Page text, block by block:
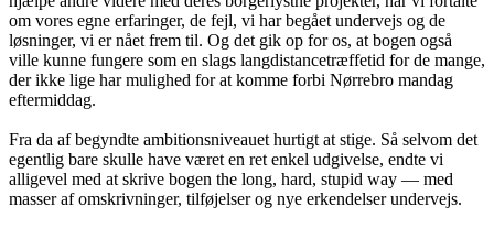
om vores egne erfaringer, de fejl, vi har begået undervejs og de
løsninger, vi er nået frem til. Og det gik op for os, at bogen også
ville kunne fungere som en slags langdistancetræffetid for de mange,
der ikke lige har mulighed for at komme forbi Nørrebro mandag
eftermiddag.
Fra da af begyndte ambitionsniveauet hurtigt at stige. Så selvom det
egentlig bare skulle have været en ret enkel udgivelse, endte vi
alligevel med at skrive bogen the long, hard, stupid way — med
masser af omskrivninger, tilføjelser og nye erkendelser undervejs.